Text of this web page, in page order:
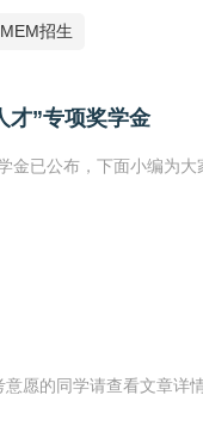
招生
才”专项奖学金
金已公布，下面小编为
愿的同学请查看文章详